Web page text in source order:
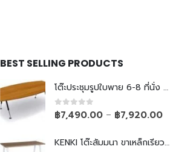
BEST SELLING PRODUCTS
โต๊ะประชุมรูปใบพาย 6-8 ที่นั่ง ขาเหล็กเรียว
0out of 5
฿7,490.00 – ฿7,920.00
KENKI โต๊ะสัมมนา ขาเหล็กเรียวพับไม่ได้